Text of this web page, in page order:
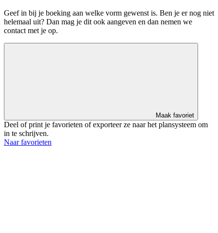
Geef in bij je boeking aan welke vorm gewenst is. Ben je er nog niet
helemaal uit? Dan mag je dit ook aangeven en dan nemen we
contact met je op.
Maak favoriet
Deel of print je favorieten of exporteer ze naar het plansysteem om
in te schrijven.
Naar favorieten